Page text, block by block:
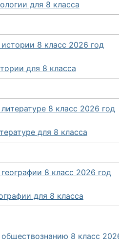
для 8 класса
8 класс 2026 год
для 8 класса
8 класс 2026 год
для 8 класса
8 класс 2026 год
для 8 класса
8 класс